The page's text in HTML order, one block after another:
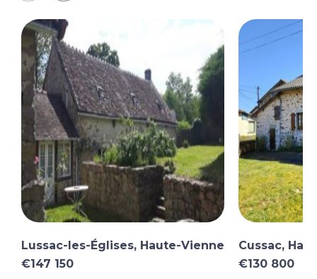
Lussac-les-Églises, Haute-Vienne
€147 150
Cussac,
€130 800